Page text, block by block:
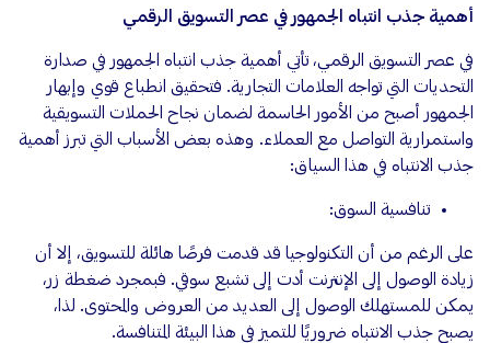
أهمية جذب انتباه الجمهور في عصر التسويق الرقمي
في عصر التسويق الرقمي، تأتي أهمية جذب انتباه الجمهور في صدارة
التحديات التي تواجه العلامات التجارية. فتحقيق انطباع قوي وإبهار
الجمهور أصبح من الأمور الحاسمة لضمان نجاح الحملات التسويقية
واستمرارية التواصل مع العملاء. وهذه بعض الأسباب التي تبرز أهمية
جذب الانتباه في هذا السياق:
تنافسية السوق:
على الرغم من أن التكنولوجيا قد قدمت فرصًا هائلة للتسويق، إلا أن
زيادة الوصول إلى الإنترنت أدت إلى تشبع سوقي. فبمجرد ضغطة زر،
يمكن للمستهلك الوصول إلى العديد من العروض والمحتوى. لذا،
يصبح جذب الانتباه ضروريًا للتميز في هذا البيئة المتنافسة.